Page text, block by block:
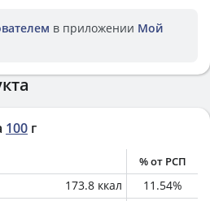
в приложении Мой
100 г
% от РСП
173.8 ккал 11.54%